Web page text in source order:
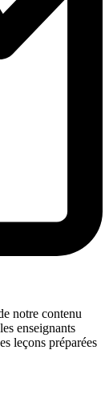
notre contenu
enseignants
leçons préparées